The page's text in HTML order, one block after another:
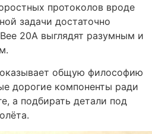
протоколов вроде
задачи достаточно
20A выглядят разумным и
общую философию
дорогие компоненты ради
а подбирать детали под